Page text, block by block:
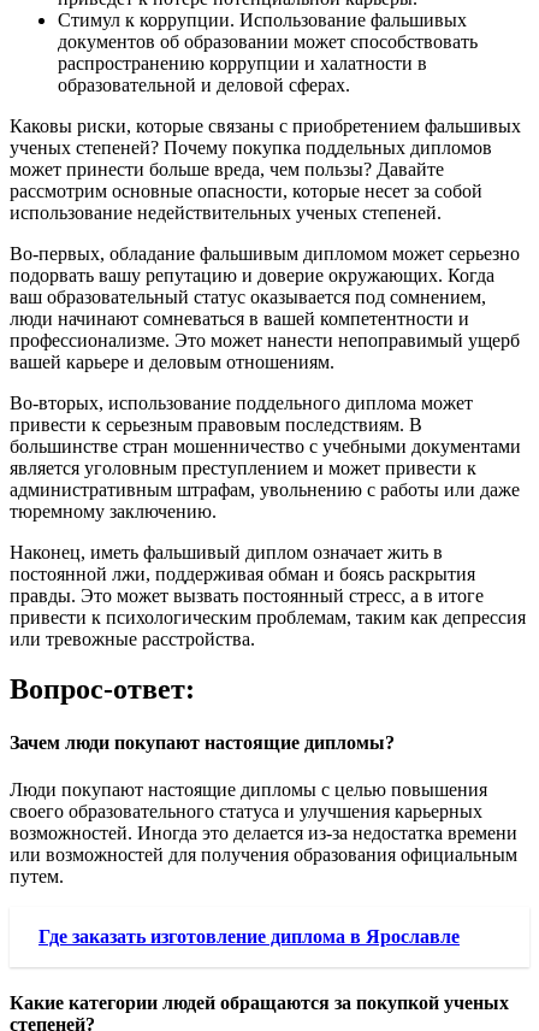
Стимул к коррупции. Использование фальшивых
документов об образовании может способствовать
распространению коррупции и халатности в
образовательной и деловой сферах.
Каковы риски, которые связаны с приобретением фальшивых
ученых степеней? Почему покупка поддельных дипломов
может принести больше вреда, чем пользы? Давайте
рассмотрим основные опасности, которые несет за собой
использование недействительных ученых степеней.
Во-первых, обладание фальшивым дипломом может серьезно
подорвать вашу репутацию и доверие окружающих. Когда
ваш образовательный статус оказывается под сомнением,
люди начинают сомневаться в вашей компетентности и
профессионализме. Это может нанести непоправимый ущерб
вашей карьере и деловым отношениям.
Во-вторых, использование поддельного диплома может
привести к серьезным правовым последствиям. В
большинстве стран мошенничество с учебными документами
является уголовным преступлением и может привести к
административным штрафам, увольнению с работы или даже
тюремному заключению.
Наконец, иметь фальшивый диплом означает жить в
постоянной лжи, поддерживая обман и боясь раскрытия
правды. Это может вызвать постоянный стресс, а в итоге
привести к психологическим проблемам, таким как депрессия
или тревожные расстройства.
Вопрос-ответ:
Зачем люди покупают настоящие дипломы?
Люди покупают настоящие дипломы с целью повышения
своего образовательного статуса и улучшения карьерных
возможностей. Иногда это делается из-за недостатка времени
или возможностей для получения образования официальным
путем.
Где заказать изготовление диплома в Ярославле
Какие категории людей обращаются за покупкой ученых
степеней?